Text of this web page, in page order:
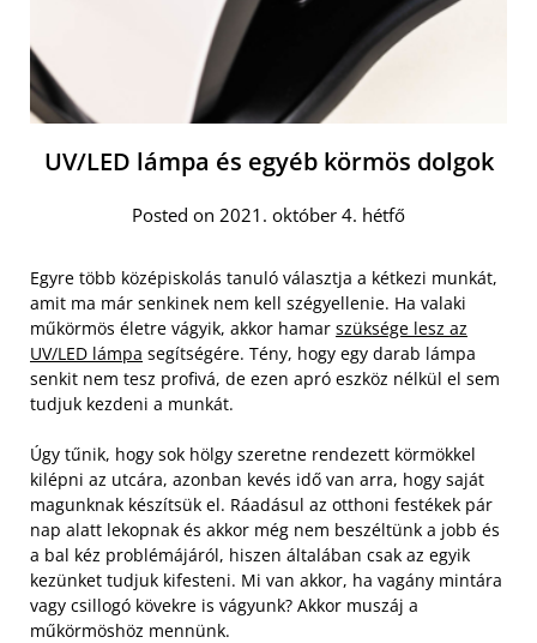
UV/LED lámpa és egyéb körmös dolgok
Posted on 2021. október 4. hétfő
Egyre több középiskolás tanuló választja a kétkezi munkát,
amit ma már senkinek nem kell szégyellenie. Ha valaki
műkörmös életre vágyik, akkor hamar szüksége lesz az
UV/LED lámpa segítségére. Tény, hogy egy darab lámpa
senkit nem tesz profivá, de ezen apró eszköz nélkül el sem
tudjuk kezdeni a munkát.
Úgy tűnik, hogy sok hölgy szeretne rendezett körmökkel
kilépni az utcára, azonban kevés idő van arra, hogy saját
magunknak készítsük el. Ráadásul az otthoni festékek pár
nap alatt lekopnak és akkor még nem beszéltünk a jobb és
a bal kéz problémájáról, hiszen általában csak az egyik
kezünket tudjuk kifesteni. Mi van akkor, ha vagány mintára
vagy csillogó kövekre is vágyunk? Akkor muszáj a
műkörmöshöz mennünk.